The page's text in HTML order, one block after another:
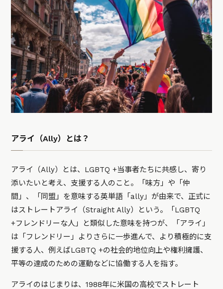
アライ（Ally）とは？
アライ（Ally）とは、LGBTQ +当事者たちに共感し、寄り
添いたいと考え、支援する人のこと。「味方」や「仲
間」、「同盟」を意味する英単語「ally」が由来で、正式に
はストレートアライ（Straight Ally）という。「LGBTQ
+フレンドリーな人」と類似した意味を持つが、「アライ」
は「フレンドリー」よりさらに一歩進んで、より積極的に支
援する人、例えばLGBTQ +の社会的地位向上や権利擁護、
平等の達成のための運動などに協働する人を指す。
アライのはじまりは、1988年に米国の高校でストレート